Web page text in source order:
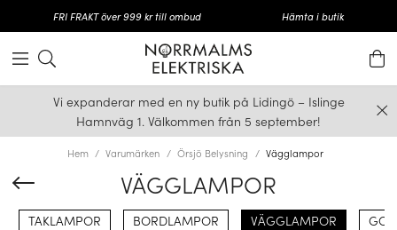
FRI FRAKT över 999 kr till ombud Hämta i butik
Vi expanderar med en ny butik på Lidingö – Islinge
Hamnväg 1. Välkommen från 5 september!
Hem Varumärken Örsjö Belysning Vägglampor
VÄGGLAMPOR
TAKLAMPOR BORDLAMPOR VÄGGLAMPOR